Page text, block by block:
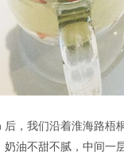
后，我们沿着淮海路梧
油不甜不腻，中间一